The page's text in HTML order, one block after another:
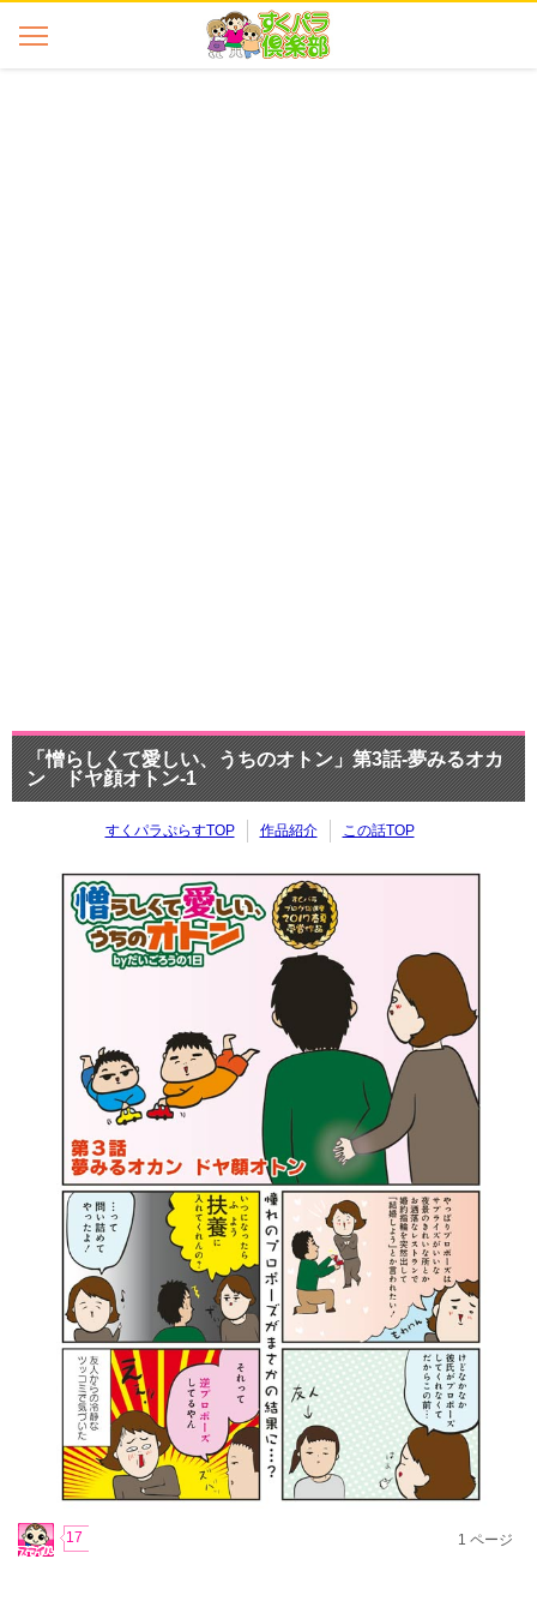
「憎らしくて愛しい、うちのオトン」第3話-夢みるオカ
ン ドヤ顔オトン-1
すくパラぷらすTOP 作品紹介 この話TOP
17 1 ページ